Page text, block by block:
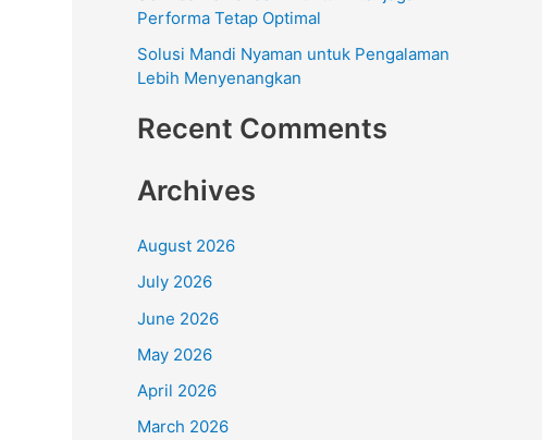
Performa Tetap Optimal
Solusi Mandi Nyaman untuk Pengalaman
Lebih Menyenangkan
Recent Comments
Archives
August 2026
July 2026
June 2026
May 2026
April 2026
March 2026